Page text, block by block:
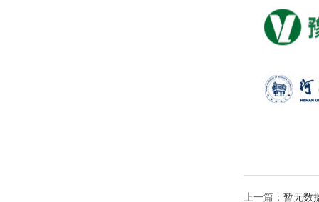
上一篇： 暂无数